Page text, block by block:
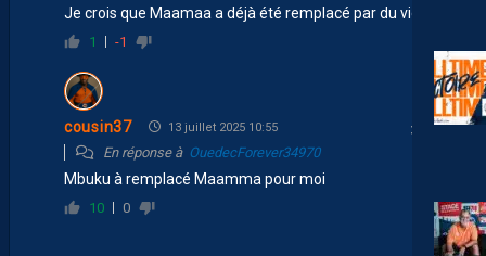
Je crois que Maamaa a déjà été remplacé par du vide.
1 -1
cousin37 13 juillet 2025 10:55
En réponse à OuedecForever34970
Mbuku à remplacé Maamma pour moi
10 0